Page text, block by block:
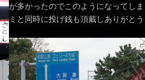
が多かったのでこのようになってし
ミと同時に投げ銭も頂戴しありがとう